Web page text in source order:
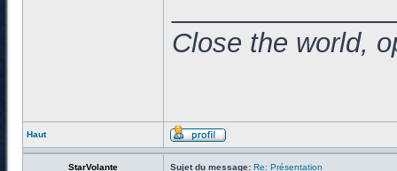
Close the world,
Haut
StarVolante Sujet du message: Re: Présentation